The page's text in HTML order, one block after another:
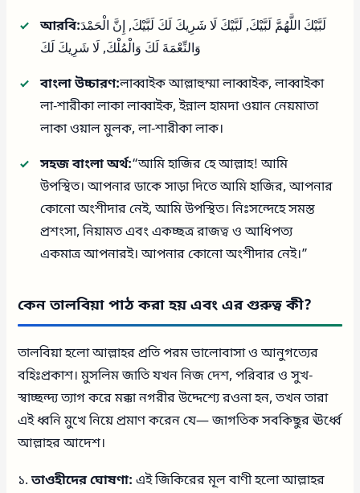
আরবি:لَبَّيْكَ اللَّهُمَّ لَبَّيْكَ, لَبَّيْكَ لَا شَرِيكَ لَكَ لَبَّيْكَ, إِنَّ الْحَمْدَ
وَالنِّعْمَةَ لَكَ وَالْمُلْكَ, لَا شَرِيكَ لَكَ
বাংলা উচ্চারণ:লাব্বাইক আল্লাহুম্মা লাব্বাইক, লাব্বাইকা
লা-শারীকা লাকা লাব্বাইক, ইন্নাল হামদা ওয়ান নেয়মাতা
লাকা ওয়াল মুলক, লা-শারীকা লাক।
সহজ বাংলা অর্থ:“আমি হাজির হে আল্লাহ! আমি
উপস্থিত। আপনার ডাকে সাড়া দিতে আমি হাজির, আপনার
কোনো অংশীদার নেই, আমি উপস্থিত। নিঃসন্দেহে সমস্ত
প্রশংসা, নিয়ামত এবং একচ্ছত্র রাজত্ব ও আধিপত্য
একমাত্র আপনারই। আপনার কোনো অংশীদার নেই।”
কেন তালবিয়া পাঠ করা হয় এবং এর গুরুত্ব কী?
তালবিয়া হলো আল্লাহর প্রতি পরম ভালোবাসা ও আনুগত্যের
বহিঃপ্রকাশ। মুসলিম জাতি যখন নিজ দেশ, পরিবার ও সুখ-
স্বাচ্ছন্দ্য ত্যাগ করে মক্কা নগরীর উদ্দেশ্যে রওনা হন, তখন তারা
এই ধ্বনি মুখে নিয়ে প্রমাণ করেন যে— জাগতিক সবকিছুর ঊর্ধ্বে
আল্লাহর আদেশ।
১.তাওহীদের ঘোষণা: এই জিকিরের মূল বাণী হলো আল্লাহর